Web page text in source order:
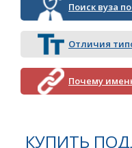
Поиск вуза
Отличия
Почему
КУПИТЬ